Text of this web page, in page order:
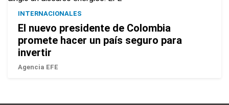
INTERNACIONALES
El nuevo presidente de Colombia
promete hacer un país seguro para
invertir
Agencia EFE